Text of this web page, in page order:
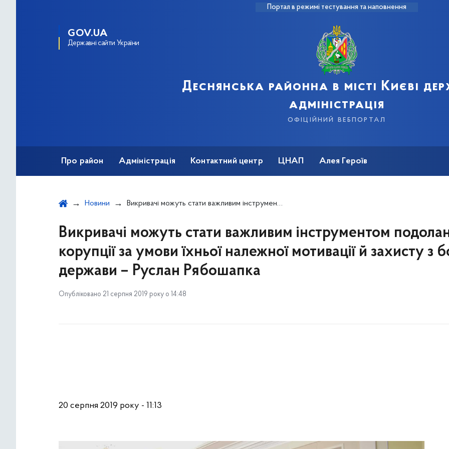
Портал в режимі тестування та наповнення
GOV.UA
Державні сайти України
Деснянська районна в місті Києві
адміністрація
офіційний вебпортал
Про район Адміністрація Контактний центр ЦНАП Алея Героїв
Новини Викривачі можуть стати важливим інструментом подолання корупції за умови їхньої належної мотивації й захисту з боку держави – Руслан Рябошапка
Викривачі можуть стати важливим інструментом
корупції за умови їхньої належної мотивації й захисту з
держави – Руслан Рябошапка
Опубліковано 21 серпня 2019 року о 14:48
20 серпня 2019 року - 11:13